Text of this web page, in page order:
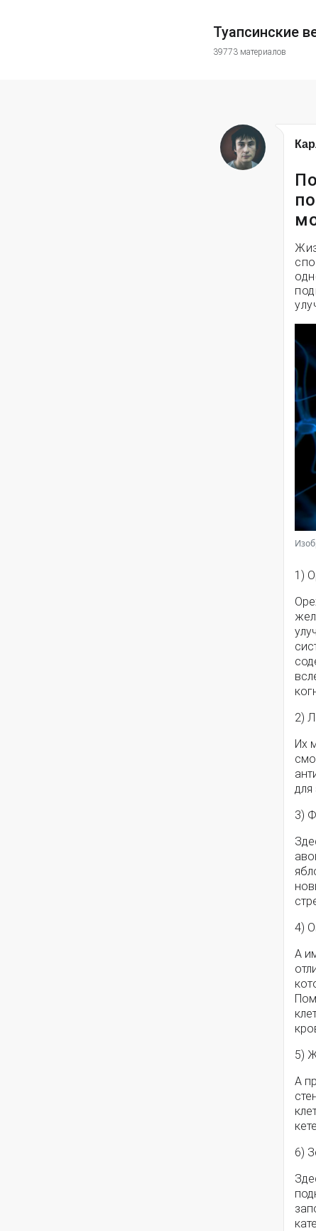
Туапсинские
39773 материалов
1)
2)
Их
3)
4)
А
5)
А
6)